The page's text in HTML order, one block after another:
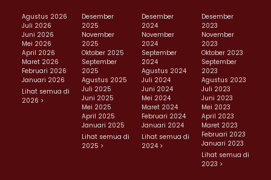
Agustus 2026
Juli 2026
Juni 2026
Mei 2026
April 2026
Maret 2026
Februari 2026
Januari 2026
Lihat semua di
2026 >
Desember
2025
November
2025
Oktober 2025
September
2025
Agustus 2025
Juli 2025
Juni 2025
Mei 2025
April 2025
Januari 2025
Lihat semua di
2025 >
Desember
2024
November
2024
September
2024
Agustus 2024
Juli 2024
Juni 2024
Mei 2024
Maret 2024
Februari 2024
Januari 2024
Lihat semua di
2024 >
Desember
2023
November
2023
Oktober 2023
September
2023
Agustus 2023
Juli 2023
Juni 2023
Mei 2023
April 2023
Maret 2023
Februari 2023
Januari 2023
Lihat semua di
2023 >